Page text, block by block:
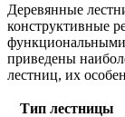
Деревянные
конструктивные
приведены
лестниц, их
Тип лестницы